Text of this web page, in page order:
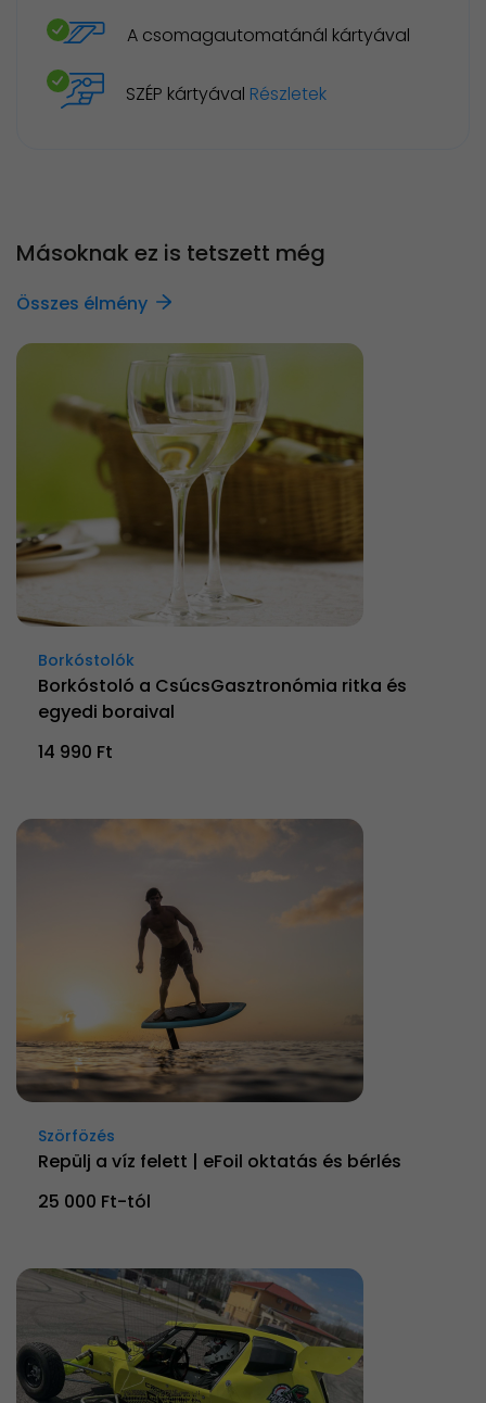
A csomagautomatánál kártyával
SZÉP kártyával Részletek
Másoknak ez is tetszett még
Összes élmény
Borkóstolók
Borkóstoló a CsúcsGasztronómia ritka és
egyedi boraival
14 990 Ft
Szörfözés
Repülj a víz felett | eFoil oktatás és bérlés
25 000 Ft-tól